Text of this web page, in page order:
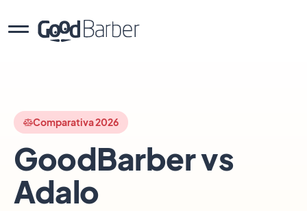
Comparativa 2026
GoodBarber vs
Adalo